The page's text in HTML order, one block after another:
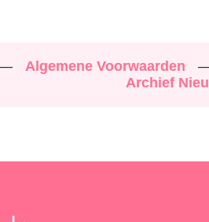
Algemene Voorwaarden
Archief